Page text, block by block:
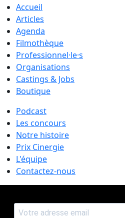
Accueil
Articles
Agenda
Filmothèque
Professionnel·le·s
Organisations
Castings & Jobs
Boutique
Podcast
Les concours
Notre histoire
Prix Cinergie
L'équipe
Contactez-nous